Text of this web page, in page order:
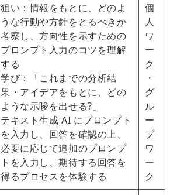
狙い：情報をもとに、どのよ
うな行動や方針をとるべきか
考察し、方向性を示すための
プロンプト入力のコツを理解
する
学び：「これまでの分析結
果・アイデアをもとに、どの
ような示唆を出せる?」
テキスト生成 AI にプロンプト
を入力し、回答を確認の上、
必要に応じて追加のプロンプ
トを入力し、期待する回答を
得るプロセスを体験する
個
人
ワ
ー
ク
・
グ
ル
ー
プ
ワ
ー
ク